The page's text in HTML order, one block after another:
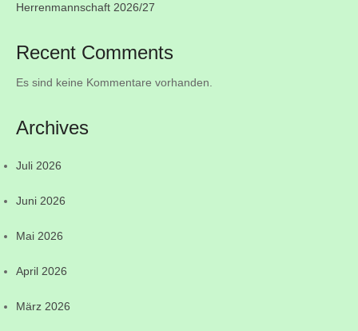
Herrenmannschaft 2026/27
Recent Comments
Es sind keine Kommentare vorhanden.
Archives
Juli 2026
Juni 2026
Mai 2026
April 2026
März 2026